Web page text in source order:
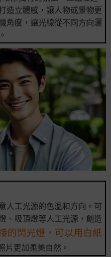
造立體感，讓人物或景物更
角度，讓光線從不同方向灑
人工光源的色溫和方向。可
、吸頂燈等人工光源，創造
的閃光燈，可以用白紙
片更加柔美自然。